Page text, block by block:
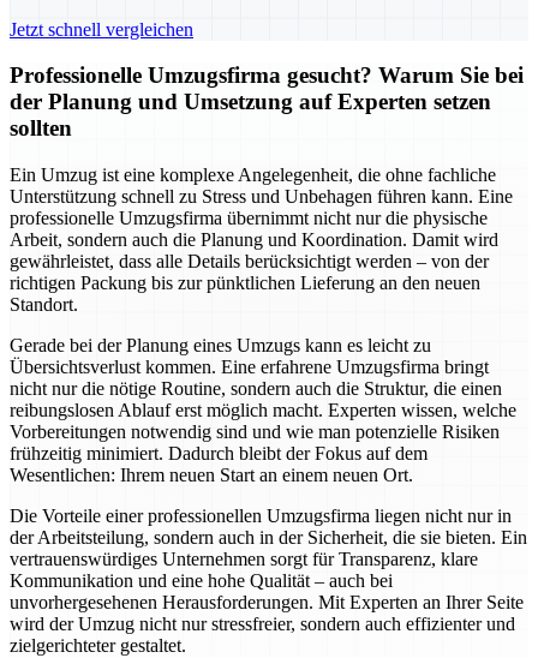
Jetzt schnell vergleichen
Professionelle Umzugsfirma gesucht? Warum Sie bei
der Planung und Umsetzung auf Experten setzen
sollten
Ein Umzug ist eine komplexe Angelegenheit, die ohne fachliche
Unterstützung schnell zu Stress und Unbehagen führen kann. Eine
professionelle Umzugsfirma übernimmt nicht nur die physische
Arbeit, sondern auch die Planung und Koordination. Damit wird
gewährleistet, dass alle Details berücksichtigt werden – von der
richtigen Packung bis zur pünktlichen Lieferung an den neuen
Standort.
Gerade bei der Planung eines Umzugs kann es leicht zu
Übersichtsverlust kommen. Eine erfahrene Umzugsfirma bringt
nicht nur die nötige Routine, sondern auch die Struktur, die einen
reibungslosen Ablauf erst möglich macht. Experten wissen, welche
Vorbereitungen notwendig sind und wie man potenzielle Risiken
frühzeitig minimiert. Dadurch bleibt der Fokus auf dem
Wesentlichen: Ihrem neuen Start an einem neuen Ort.
Die Vorteile einer professionellen Umzugsfirma liegen nicht nur in
der Arbeitsteilung, sondern auch in der Sicherheit, die sie bieten. Ein
vertrauenswürdiges Unternehmen sorgt für Transparenz, klare
Kommunikation und eine hohe Qualität – auch bei
unvorhergesehenen Herausforderungen. Mit Experten an Ihrer Seite
wird der Umzug nicht nur stressfreier, sondern auch effizienter und
zielgerichteter gestaltet.